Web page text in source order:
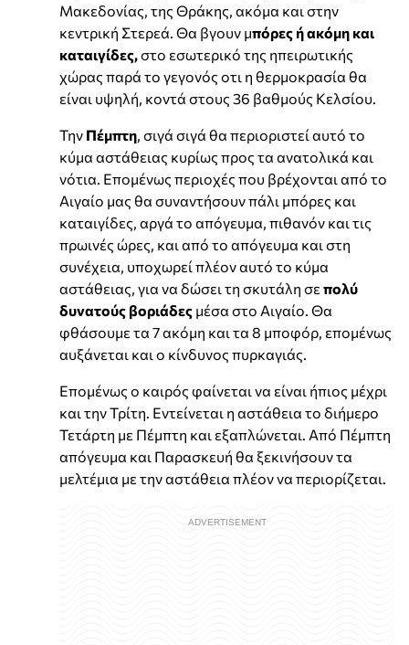
Μακεδονίας, της Θράκης, ακόμα και στην
κεντρική Στερεά. Θα βγουν μπόρες ή ακόμη και
καταιγίδες,στο εσωτερικό της ηπειρωτικής
χώρας παρά το γεγονός οτι η θερμοκρασία θα
είναι υψηλή, κοντά στους 36 βαθμούς Κελσίου.
Την Πέμπτη, σιγά σιγά θα περιοριστεί αυτό το
κύμα αστάθειας κυρίως προς τα ανατολικά και
νότια. Επομένως περιοχές που βρέχονται από το
Αιγαίο μας θα συναντήσουν πάλι μπόρες και
καταιγίδες, αργά το απόγευμα, πιθανόν και τις
πρωινές ώρες, και από το απόγευμα και στη
συνέχεια, υποχωρεί πλέον αυτό το κύμα
αστάθειας, για να δώσει τη σκυτάλη σεπολύ
δυνατούς βοριάδες μέσα στο Αιγαίο. Θα
φθάσουμε τα 7 ακόμη και τα 8 μποφόρ, επομένως
αυξάνεται και ο κίνδυνος πυρκαγιάς.
Επομένως ο καιρός φαίνεται να είναι ήπιος μέχρι
και την Τρίτη. Εντείνεται η αστάθεια το διήμερο
Τετάρτη με Πέμπτη και εξαπλώνεται. Από Πέμπτη
απόγευμα και Παρασκευή θα ξεκινήσουν τα
μελτέμια με την αστάθεια πλέον να περιορίζεται.